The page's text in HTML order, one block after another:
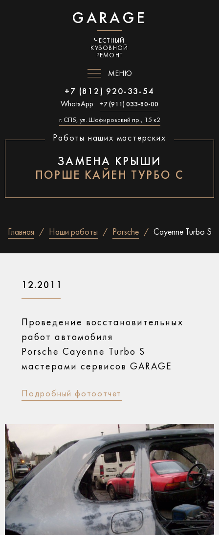
GARAGE
ЧЕСТНЫЙ
КУЗОВНОЙ
РЕМОНТ
МЕНЮ
+7 (812) 920-33-54
WhatsApp: +7 (911) 033-80-00
г. СПб, ул. Шафировский пр., 15 к2
Работы наших мастерских
ЗАМЕНА КРЫШИ
ПОРШЕ КАЙЕН ТУРБО С
Главная Наши работы Porsche Cayenne Turbo S
12.2011
Проведение восстановительных
работ автомобиля
Porsche Cayenne Turbo S
мастерами сервисов GARAGE
Подробный фотоотчет